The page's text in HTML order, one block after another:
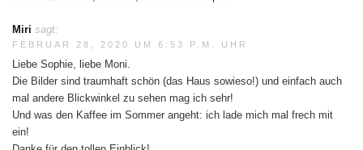
Miri sagt:
FEBRUAR 28, 2020 UM 6:53 P.M. UHR
Liebe Sophie, liebe Moni.
Die Bilder sind traumhaft schön (das Haus sowieso!) und einfach auch
mal andere Blickwinkel zu sehen mag ich sehr!
Und was den Kaffee im Sommer angeht: ich lade mich mal frech mit
ein!